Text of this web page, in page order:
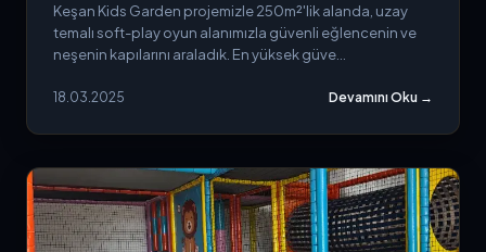
Keşan Kids Garden projemizle 250m²'lik alanda, uzay
temalı soft-play oyun alanımızla güvenli eğlencenin ve
neşenin kapılarını araladık. En yüksek güve...
18.03.2025 Devamını Oku →